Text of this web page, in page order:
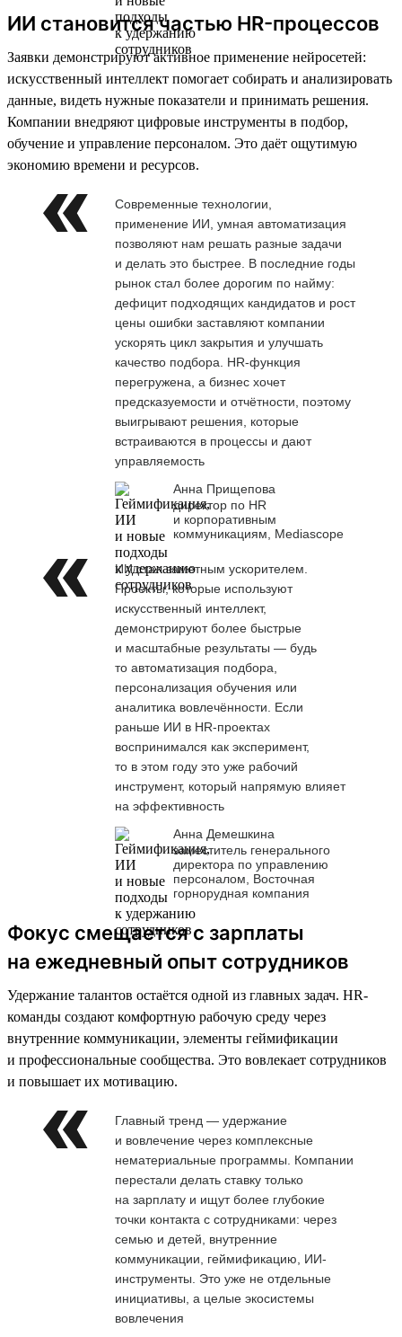
ИИ становится частью HR-процессов
Заявки демонстрируют активное применение нейросетей:
искусственный интеллект помогает собирать и анализировать
данные, видеть нужные показатели и принимать решения.
Компании внедряют цифровые инструменты в подбор,
обучение и управление персоналом. Это даёт ощутимую
экономию времени и ресурсов.
Современные технологии,
применение ИИ, умная автоматизация
позволяют нам решать разные задачи
и делать это быстрее. В последние годы
рынок стал более дорогим по найму:
дефицит подходящих кандидатов и рост
цены ошибки заставляют компании
ускорять цикл закрытия и улучшать
качество подбора. HR-функция
перегружена, а бизнес хочет
предсказуемости и отчётности, поэтому
выигрывают решения, которые
встраиваются в процессы и дают
управляемость
Анна Прищепова
директор по HR
и корпоративным
коммуникациям, Mediascope
ИИ стал заметным ускорителем.
Проекты, которые используют
искусственный интеллект,
демонстрируют более быстрые
и масштабные результаты — будь
то автоматизация подбора,
персонализация обучения или
аналитика вовлечённости. Если
раньше ИИ в HR-проектах
воспринимался как эксперимент,
то в этом году это уже рабочий
инструмент, который напрямую влияет
на эффективность
Анна Демешкина
заместитель генерального
директора по управлению
персоналом, Восточная
горнорудная компания
Фокус смещается с зарплаты
на ежедневный опыт сотрудников
Удержание талантов остаётся одной из главных задач. HR-
команды создают комфортную рабочую среду через
внутренние коммуникации, элементы геймификации
и профессиональные сообщества. Это вовлекает сотрудников
и повышает их мотивацию.
Главный тренд — удержание
и вовлечение через комплексные
нематериальные программы. Компании
перестали делать ставку только
на зарплату и ищут более глубокие
точки контакта с сотрудниками: через
семью и детей, внутренние
коммуникации, геймификацию, ИИ-
инструменты. Это уже не отдельные
инициативы, а целые экосистемы
вовлечения